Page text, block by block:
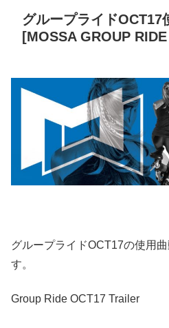
グループライドOCT17
[MOSSA GROUP
グループライドOCT17の使用
す。
Group Ride OCT17 Trailer